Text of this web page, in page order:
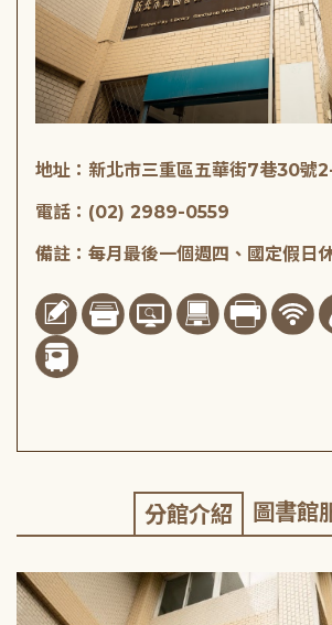
地址：新北市三重區五華街7巷30號
電話：(02) 2989-0559
備註：每月最後一個週四、國定假日
分館介紹 圖書館